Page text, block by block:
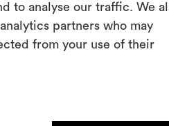
to analyse our traffic. We
partners who may
from your use of their
erstellen
Tool, mit dem Sie Ihre Ideen
und mit anderen teilen
Um Moodboards zu erstellen oder